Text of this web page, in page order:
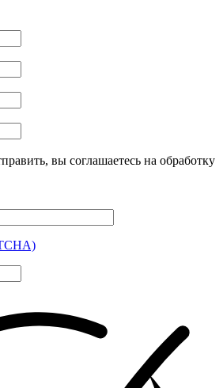
вы соглашаетесь на обработку